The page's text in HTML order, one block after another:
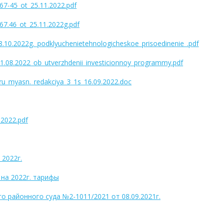
45_ot_25.11.2022.pdf
2022г. тарифы
районного суда №2-1011/2021 от 08.09.2021г.